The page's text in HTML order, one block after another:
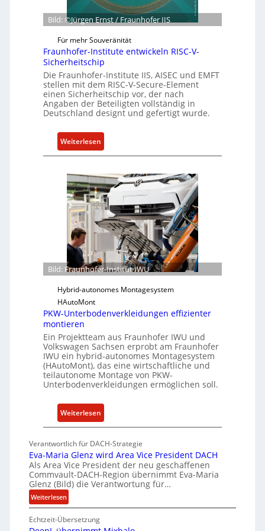
n
b
e
R
e
s
i
l
i
n
c
e
A
c
t
G
e
c
h
ä
f
t
s
i
h
i
t
f
ü
r
o
f
w
r
u
n
d
K
Bild: ©Jürgen Ernst / Fraunhofer IIS
Für mehr Souveränität
Fraunhofer-Institute entwickeln RISC-V-
Sicherheitschip
Die Fraunhofer-Institute IIS, AISEC und EMFT
stellen mit dem RISC-V-Secure-Element
einen Sicherheitschip vor, der nach
Angaben der Beteiligten vollständig in
Deutschland designt und gefertigt wurde.
Weiterlesen
F
a
u
n
o
e
r
-
I
s
i
t
u
t
e
e
t
w
i
c
k
e
R
Bild: Fraunhofer-Institut IWU
Hybrid-autonomes Montagesystem
HAutoMont
PKW-Unterbodenverkleidungen effizienter
montieren
Ein Projektteam aus Fraunhofer IWU und
Volkswagen Sachsen erprobt am Fraunhofer
IWU ein hybrid-autonomes Montagesystem
(HAutoMont), das eine wirtschaftliche und
teilautonome Montage von PKW-
Unterbodenverkleidungen ermöglichen soll.
Weiterlesen
P
W
-
U
n
e
Verantwortlich für DACH-Strategie
Eva-Maria Glenz wird Area Vice President DACH
Als Area Vice President der neu geschaffenen
Commvault-DACH-Region übernimmt Eva-Maria
Glenz (Bild) die Verantwortung für…
Weiterlesen:
E
v
Echtzeit-Übersetzung